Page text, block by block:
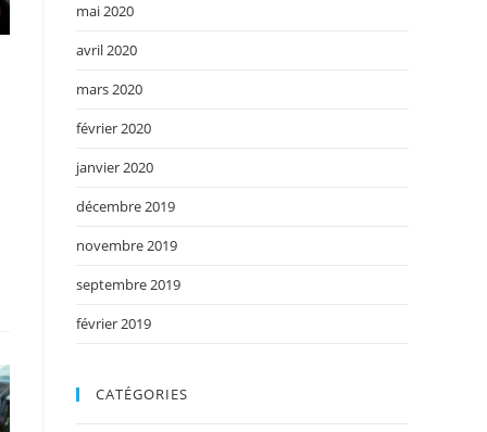
mai 2020
avril 2020
mars 2020
février 2020
janvier 2020
décembre 2019
novembre 2019
septembre 2019
février 2019
CATÉGORIES